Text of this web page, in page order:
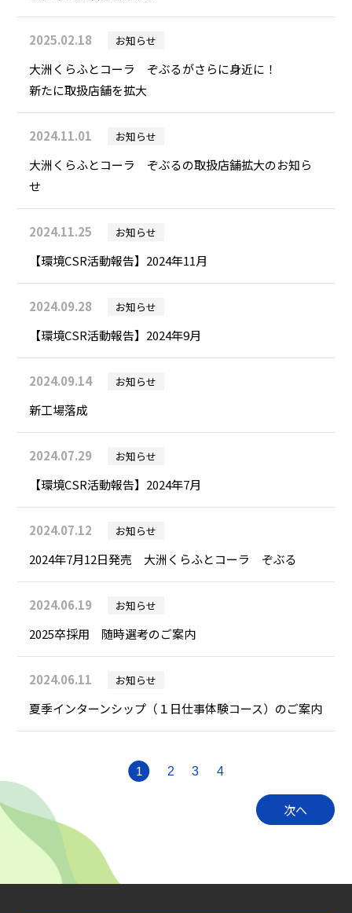
2025.02.18 お知らせ
大洲くらふとコーラ ぞぶるがさらに身近に！
新たに取扱店舗を拡大
2024.11.01 お知らせ
大洲くらふとコーラ ぞぶるの取扱店舗拡大のお知ら
せ
2024.11.25 お知らせ
【環境CSR活動報告】2024年11月
2024.09.28 お知らせ
【環境CSR活動報告】2024年9月
2024.09.14 お知らせ
新工場落成
2024.07.29 お知らせ
【環境CSR活動報告】2024年7月
2024.07.12 お知らせ
2024年7月12日発売 大洲くらふとコーラ ぞぶる
2024.06.19 お知らせ
2025卒採用 随時選考のご案内
2024.06.11 お知らせ
夏季インターンシップ（１日仕事体験コース）のご案内
1 2 3 4
次へ